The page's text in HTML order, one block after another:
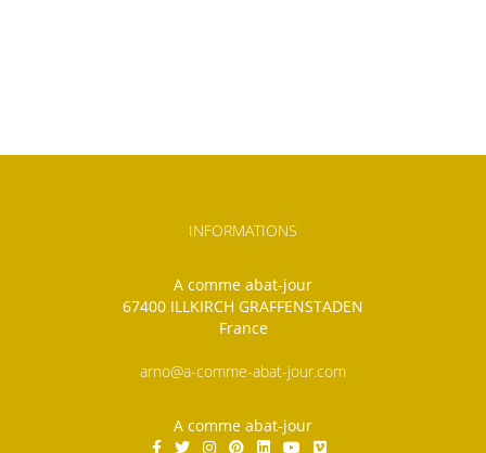
INFORMATIONS
A comme abat-jour
67400 ILLKIRCH GRAFFENSTADEN
France
arno@a-comme-abat-jour.com
A comme abat-jour